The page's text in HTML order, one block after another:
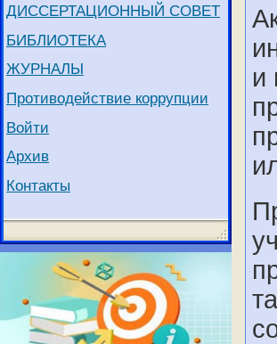
ДИССЕРТАЦИОННЫЙ СОВЕТ
БИБЛИОТЕКА
ЖУРНАЛЫ
Противодействие коррупции
Войти
Архив
Контакты
и